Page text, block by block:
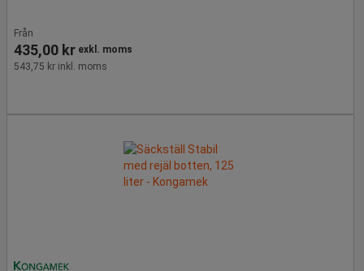
Från
435,00 kr exkl. moms
543,75 kr inkl. moms